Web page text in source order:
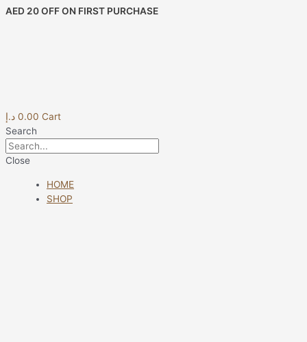
Skip
AED 20 OFF ON FIRST PURCHASE
0.00 د.إ
Cart
Search
Close
HOME
SHOP
Post